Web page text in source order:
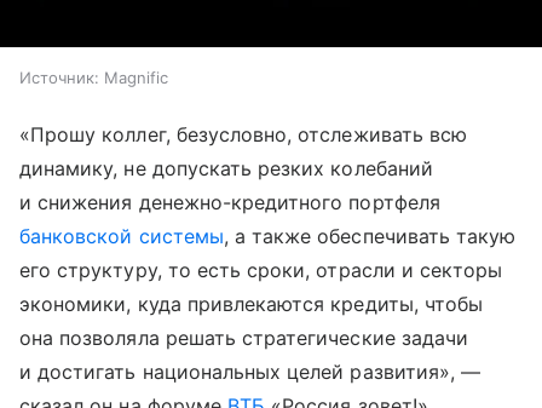
Источник: Magnific
«Прошу коллег, безусловно, отслеживать всю
динамику, не допускать резких колебаний
и снижения денежно-кредитного портфеля
банковской системы, а также обеспечивать такую
его структуру, то есть сроки, отрасли и секторы
экономики, куда привлекаются кредиты, чтобы
она позволяла решать стратегические задачи
и достигать национальных целей развития», —